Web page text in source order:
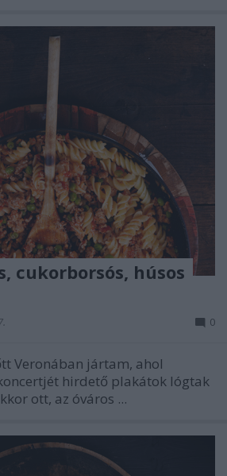
cukorborsós, húsos
0
Veronában jártam, ahol
hirdető plakátok lógtak
ott, az óváros ...